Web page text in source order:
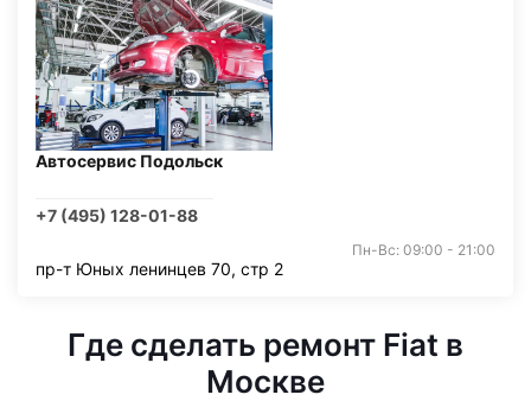
Автосервис Подольск
+7 (495) 128-01-88
Пн-Вс: 09:00 - 21:00
пр-т Юных ленинцев 70, стр 2
Где сделать ремонт Fiat в
Москве